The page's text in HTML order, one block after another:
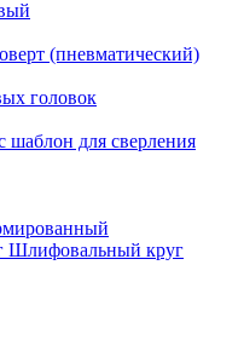
(пневматический)
головок
шаблон для сверления
Шлифовальный круг